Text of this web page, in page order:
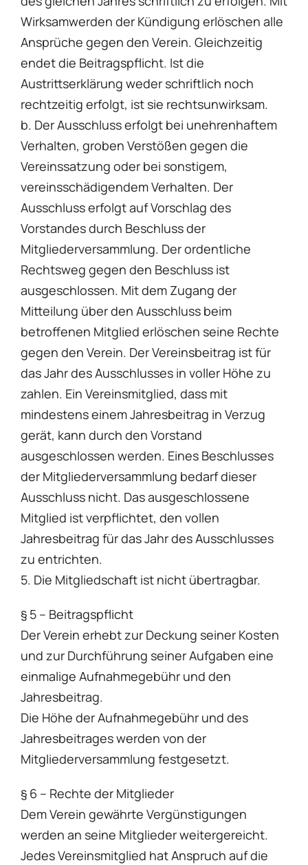
Wirksamwerden der Kündigung erlöschen alle
Ansprüche gegen den Verein. Gleichzeitig
endet die Beitragspflicht. Ist die
Austrittserklärung weder schriftlich noch
rechtzeitig erfolgt, ist sie rechtsunwirksam.
b. Der Ausschluss erfolgt bei unehrenhaftem
Verhalten, groben Verstößen gegen die
Vereinssatzung oder bei sonstigem,
vereinsschädigendem Verhalten. Der
Ausschluss erfolgt auf Vorschlag des
Vorstandes durch Beschluss der
Mitgliederversammlung. Der ordentliche
Rechtsweg gegen den Beschluss ist
ausgeschlossen. Mit dem Zugang der
Mitteilung über den Ausschluss beim
betroffenen Mitglied erlöschen seine Rechte
gegen den Verein. Der Vereinsbeitrag ist für
das Jahr des Ausschlusses in voller Höhe zu
zahlen. Ein Vereinsmitglied, dass mit
mindestens einem Jahresbeitrag in Verzug
gerät, kann durch den Vorstand
ausgeschlossen werden. Eines Beschlusses
der Mitgliederversammlung bedarf dieser
Ausschluss nicht. Das ausgeschlossene
Mitglied ist verpflichtet, den vollen
Jahresbeitrag für das Jahr des Ausschlusses
zu entrichten.
5. Die Mitgliedschaft ist nicht übertragbar.
§ 5 – Beitragspflicht
Der Verein erhebt zur Deckung seiner Kosten
und zur Durchführung seiner Aufgaben eine
einmalige Aufnahmegebühr und den
Jahresbeitrag.
Die Höhe der Aufnahmegebühr und des
Jahresbeitrages werden von der
Mitgliederversammlung festgesetzt.
§ 6 – Rechte der Mitglieder
Dem Verein gewährte Vergünstigungen
werden an seine Mitglieder weitergereicht.
Jedes Vereinsmitglied hat Anspruch auf die